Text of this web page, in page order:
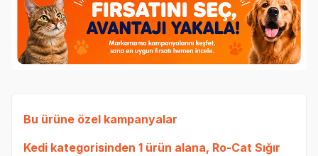
Bu ürüne özel kampanyalar
Kedi kategorisinden 1 ürün alana, Ro-Cat Sığır